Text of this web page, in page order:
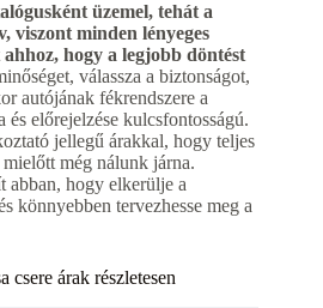
üzemel, tehát a
viszont minden lényeges
hogy a legjobb döntést
válassza a biztonságot,
autójának fékrendszere a
és előrejelzése kulcsfontosságú.
jellegű árakkal, hogy teljes
még nálunk járna.
abban, hogy elkerülje a
könnyebben tervezhesse meg a
csere árak részletesen